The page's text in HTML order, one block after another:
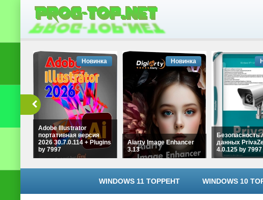
Adobe Illustrator
портативная версия
2026 30.7.0.114 + Plugins
by 7997
Новинка
Aiarty Image Enhancer
3.13
Новинка
Безопасность
данных
4.0.125 by 7997
WINDOWS 11 ТОРРЕНТ WINDOWS 10